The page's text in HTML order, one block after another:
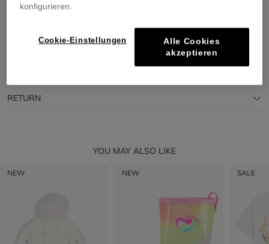
TRACEABILITY
RETURN
YOU MAY ALSO LIKE
NEW NEW SALE
konfigurieren.
Cookie-Einstellungen
Alle Cookies
akzeptieren